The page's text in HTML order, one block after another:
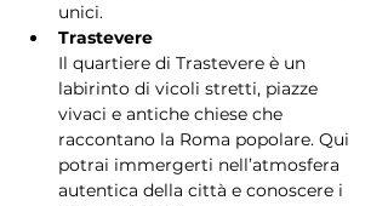
unici.
Trastevere
Il quartiere di Trastevere è un
labirinto di vicoli stretti, piazze
vivaci e antiche chiese che
raccontano la Roma popolare. Qui
potrai immergerti nell’atmosfera
autentica della città e conoscere i